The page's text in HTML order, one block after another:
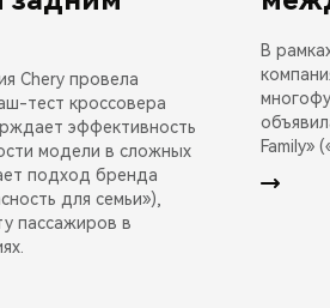
Chery провела
тест кроссовера
эффективность
модели в сложных
подход бренда
для семьи»),
пассажиров в
В
Family»